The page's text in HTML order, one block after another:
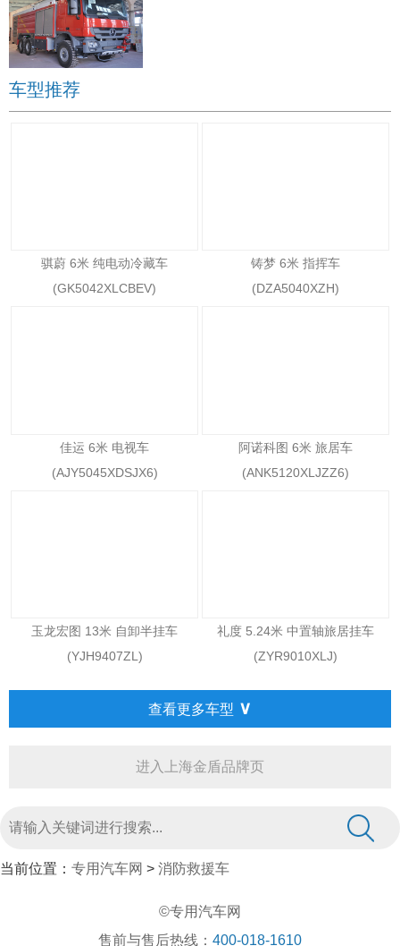
车型推荐
骐蔚 6米 纯电动冷藏车
(GK5042XLCBEV)
铸梦 6米 指挥车
(DZA5040XZH)
佳运 6米 电视车
(AJY5045XDSJX6)
阿诺科图 6米 旅居车
(ANK5120XLJZZ6)
玉龙宏图 13米 自卸半挂车
(YJH9407ZL)
礼度 5.24米 中置轴旅居挂车
(ZYR9010XLJ)
查看更多车型 ∨
进入上海金盾品牌页
当前位置： 专用汽车网 > 消防救援车
©专用汽车网
售前与售后热线： 400-018-1610